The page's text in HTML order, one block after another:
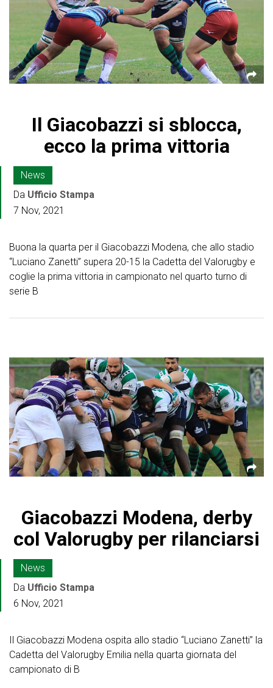
Il Giacobazzi si sblocca,
ecco la prima vittoria
News
Da Ufficio Stampa
7 Nov, 2021
Buona la quarta per il Giacobazzi Modena, che allo stadio
“Luciano Zanetti” supera 20-15 la Cadetta del Valorugby e
coglie la prima vittoria in campionato nel quarto turno di
serie B
Giacobazzi Modena, derby
col Valorugby per rilanciarsi
News
Da Ufficio Stampa
6 Nov, 2021
Il Giacobazzi Modena ospita allo stadio “Luciano Zanetti” la
Cadetta del Valorugby Emilia nella quarta giornata del
campionato di B